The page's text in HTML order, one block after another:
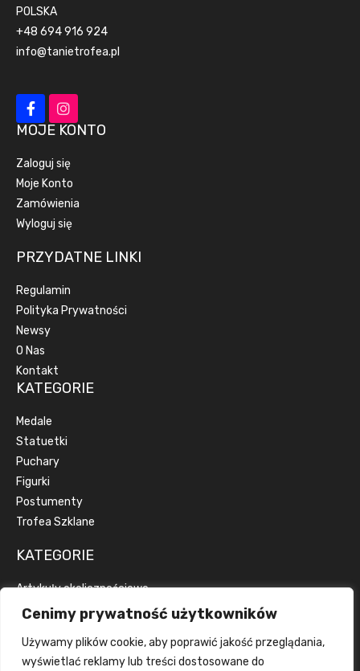
Cenimy prywatność użytkowników
Używamy plików cookie, aby poprawić jakość przeglądania,
wyświetlać reklamy lub treści dostosowane do
POLSKA
+48 694 916 924
info@tanietrofea.pl
MOJE KONTO
Zaloguj się
Moje Konto
Zamówienia
Wyloguj się
PRZYDATNE LINKI
Regulamin
Polityka Prywatności
Newsy
O Nas
Kontakt
KATEGORIE
Medale
Statuetki
Puchary
Figurki
Postumenty
Trofea Szklane
KATEGORIE
Artykuły okolicznościowe
Artykuły reklamowe
Emblematy